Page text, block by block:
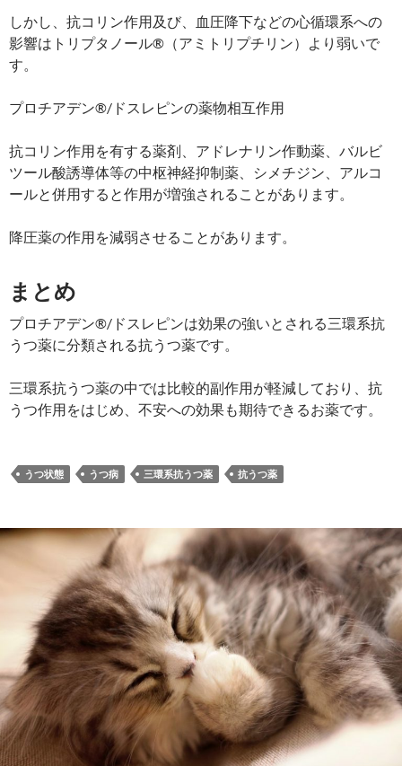
しかし、抗コリン作用及び、血圧降下などの心循環系への
影響はトリプタノール®（アミトリプチリン）より弱いで
す。
プロチアデン®/ドスレピンの薬物相互作用
抗コリン作用を有する薬剤、アドレナリン作動薬、バルビ
ツール酸誘導体等の中枢神経抑制薬、シメチジン、アルコ
ールと併用すると作用が増強されることがあります。
降圧薬の作用を減弱させることがあります。
まとめ
プロチアデン®/ドスレピンは効果の強いとされる三環系抗
うつ薬に分類される抗うつ薬です。
三環系抗うつ薬の中では比較的副作用が軽減しており、抗
うつ作用をはじめ、不安への効果も期待できるお薬です。
うつ状態 うつ病 三環系抗うつ薬 抗うつ薬